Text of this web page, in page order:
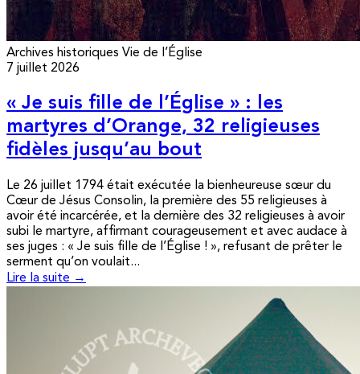
Archives historiques Vie de l’Église
7 juillet 2026
« Je suis fille de l’Église » : les
martyres d’Orange, 32 religieuses
fidèles jusqu’au bout
Le 26 juillet 1794 était exécutée la bienheureuse sœur du
Cœur de Jésus Consolin, la première des 55 religieuses à
avoir été incarcérée, et la dernière des 32 religieuses à avoir
subi le martyre, affirmant courageusement et avec audace à
ses juges : « Je suis fille de l’Église ! », refusant de prêter le
serment qu’on voulait...
Lire la suite →